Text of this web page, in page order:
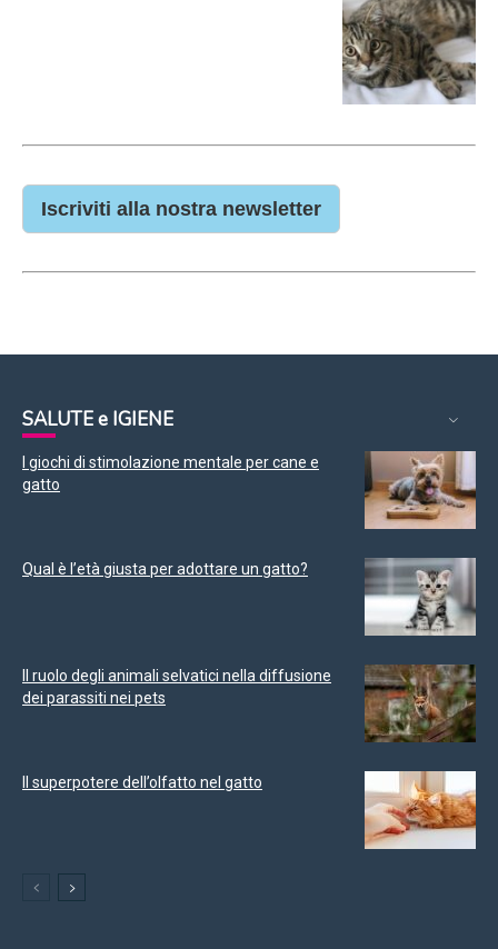
Iscriviti alla nostra newsletter
SALUTE e IGIENE
I giochi di stimolazione mentale per cane e
gatto
Qual è l’età giusta per adottare un gatto?
Il ruolo degli animali selvatici nella diffusione
dei parassiti nei pets
Il superpotere dell’olfatto nel gatto